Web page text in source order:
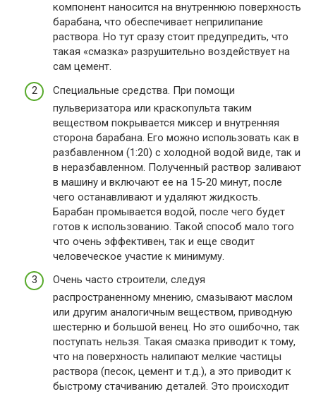
компонент наносится на внутреннюю поверхность
барабана, что обеспечивает неприлипание
раствора. Но тут сразу стоит предупредить, что
такая «смазка» разрушительно воздействует на
сам цемент.
Специальные средства. При помощи
пульверизатора или краскопульта таким
веществом покрывается миксер и внутренняя
сторона барабана. Его можно использовать как в
разбавленном (1:20) с холодной водой виде, так и
в неразбавленном. Полученный раствор заливают
в машину и включают ее на 15-20 минут, после
чего останавливают и удаляют жидкость.
Барабан промывается водой, после чего будет
готов к использованию. Такой способ мало того
что очень эффективен, так и еще сводит
человеческое участие к минимуму.
Очень часто строители, следуя
распространенному мнению, смазывают маслом
или другим аналогичным веществом, приводную
шестерню и большой венец. Но это ошибочно, так
поступать нельзя. Такая смазка приводит к тому,
что на поверхность налипают мелкие частицы
раствора (песок, цемент и т.д.), а это приводит к
быстрому стачиванию деталей. Это происходит